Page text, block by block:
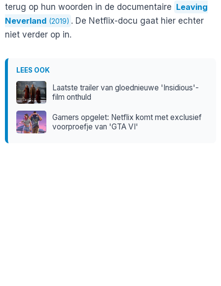
terug op hun woorden in de documentaire Leaving
Neverland (2019) . De Netflix-docu gaat hier echter
niet verder op in.
LEES OOK
Laatste trailer van gloednieuwe 'Insidious'-
film onthuld
Gamers opgelet: Netflix komt met exclusief
voorproefje van 'GTA VI'